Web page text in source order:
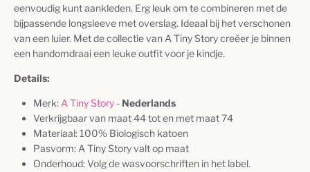
eenvoudig kunt aankleden. Erg leuk om te combineren met de
bijpassende longsleeve met overslag. Ideaal bij het verschonen
van een luier. Met de collectie van A Tiny Story creëer je binnen
een handomdraai een leuke outfit voor je kindje.
Details:
Merk: A Tiny Story - Nederlands
Verkrijgbaar van maat 44 tot en met maat 74
Materiaal: 100% Biologisch katoen
Pasvorm: A Tiny Story valt op maat
Onderhoud: Volg de wasvoorschriften in het label.